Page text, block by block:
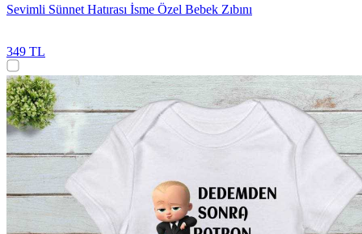
Sevimli Sünnet Hatırası İsme Özel Bebek Zıbını
349 TL